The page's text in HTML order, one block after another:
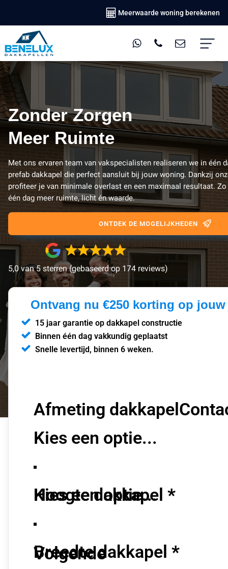
Meerwaarde woning berekenen
Zonder Zorgen
Meer Ruimte
Met ons ervaren team van vakspecialisten realiseren we in één
prefab dakkapel die perfect aansluit bij jouw woning. Dankzij
profiteer je van minimale overlast en een maximaal resultaat.
één dag meer ruimte, licht én waarde.
ONTDEK DE MOGELIJKHEDEN
5,0 van 5 sterren (gebaseerd op 174 reviews)
Ontvang nu €250 korting op jouw
15 jaar garantie op dakkapel constructie
Binnen één dag vakkundig geplaatst
Snelle levertijd, binnen 6 weken.
Afmeting dakkapel
Section
Hoogte dakkapel *
Breedte dakkapel *
Volgende